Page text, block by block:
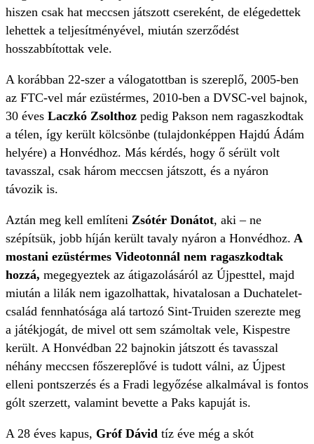
hiszen csak hat meccsen játszott csereként, de elégedettek
lehettek a teljesítményével, miután szerződést
hosszabbítottak vele.
A korábban 22-szer a válogatottban is szereplő, 2005-ben
az FTC-vel már ezüstérmes, 2010-ben a DVSC-vel bajnok,
30 éves Laczkó Zsolthoz pedig Pakson nem ragaszkodtak
a télen, így került kölcsönbe (tulajdonképpen Hajdú Ádám
helyére) a Honvédhoz. Más kérdés, hogy ő sérült volt
tavasszal, csak három meccsen játszott, és a nyáron
távozik is.
Aztán meg kell említeni Zsótér Donátot, aki – ne
szépítsük, jobb híján került tavaly nyáron a Honvédhoz. A
mostani ezüstérmes Videotonnál nem ragaszkodtak
hozzá, megegyeztek az átigazolásáról az Újpesttel, majd
miután a lilák nem igazolhattak, hivatalosan a Duchatelet-
család fennhatósága alá tartozó Sint-Truiden szerezte meg
a játékjogát, de mivel ott sem számoltak vele, Kispestre
került. A Honvédban 22 bajnokin játszott és tavasszal
néhány meccsen főszereplővé is tudott válni, az Újpest
elleni pontszerzés és a Fradi legyőzése alkalmával is fontos
gólt szerzett, valamint bevette a Paks kapuját is.
A 28 éves kapus, Gróf Dávid tíz éve még a skót